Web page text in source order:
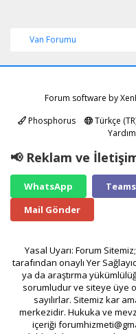
Van Forumu
Forum software by
Phosphorus
Türkçe
Yardım
📢 Reklam ve
WhatsApp Teams
Mail Gönder
Yasal Uyarı: Forum
tarafından onaylı Yer
ya da araştırma
sorumludur ve siteye üye
sayılırlar. Sitemiz kar
merkezidir. Hukuka ve
içeriği